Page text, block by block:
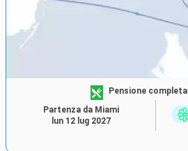
Pensione completa
Partenza da Miami
lun 12 lug 2027